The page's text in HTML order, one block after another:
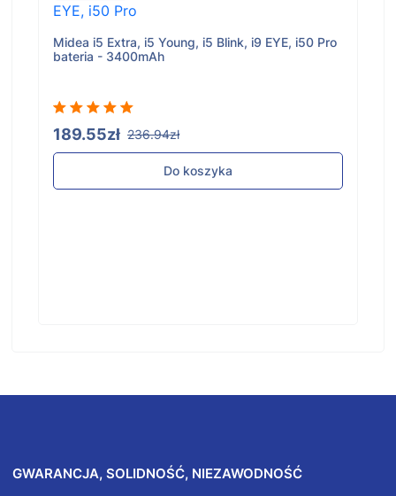
Midea i5 Extra, i5 Young, i5 Blink, i9 EYE, i50 Pro
bateria - 3400mAh
189.55zł 236.94zł
Do koszyka
GWARANCJA, SOLIDNOŚĆ, NIEZAWODNOŚĆ